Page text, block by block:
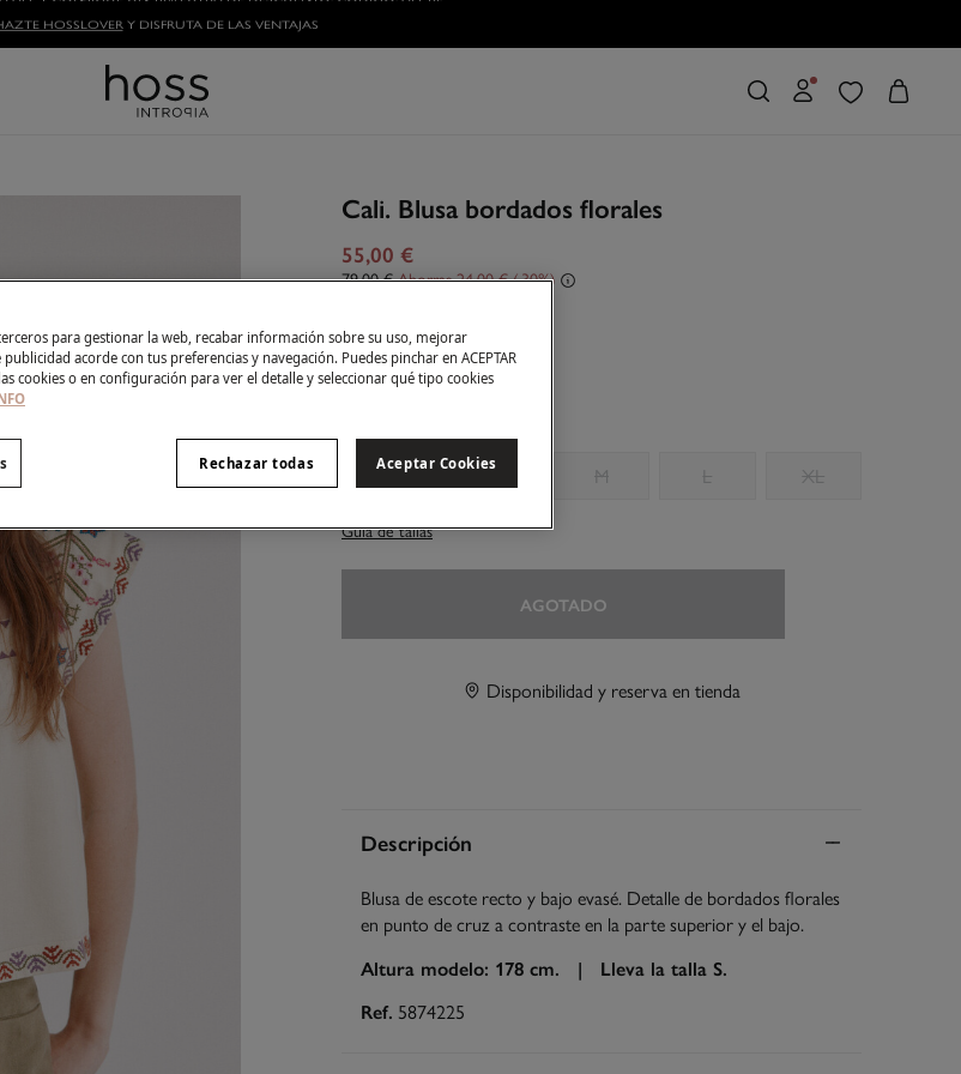
HOSSLOVERY DISFRUTA DE LAS VENTAJAS
Cali. Blusa bordados florales
55,00 €
79,00 € Ahorras 24,00 € 30
Color:
XS
S M L XL
Guía de tallas
AGOTADO
Disponibilidad y reserva en tienda
Descripción
Blusa de escote recto y bajo evasé. Detalle de bordados florales
en punto de cruz a contraste en la parte superior y el bajo.
Altura modelo: 178 cm. | Lleva la talla S.
Ref. 5874225
para gestionar la web, recabar información sobre su uso, mejorar
acorde con tus preferencias y navegación. Puedes pinchar en ACEPTAR
cookies o en configuración para ver el detalle y seleccionar qué tipo cookies
Rechazar todas Aceptar Cookies